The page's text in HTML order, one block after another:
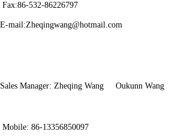
Fax:86-532-86226797
E-mail:Zheqingwang@hotmail.com
Sales Manager: Zheqing Wang Oukunn Wang
Mobile: 86-13356850097